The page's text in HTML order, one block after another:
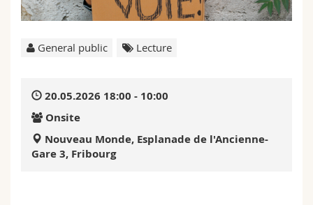
MyUnifr
General public Lecture
20.05.2026 18:00 - 10:00
Onsite
Nouveau Monde, Esplanade de l'Ancienne-
Gare 3, Fribourg